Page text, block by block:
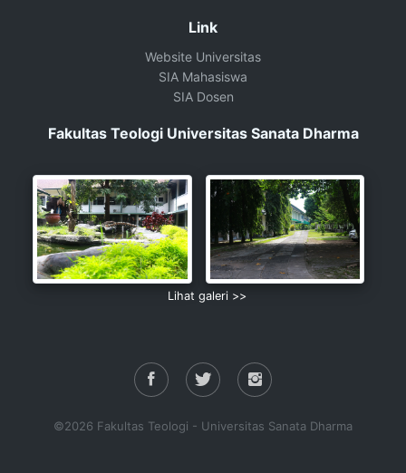
Link
Website Universitas
SIA Mahasiswa
SIA Dosen
Fakultas Teologi Universitas Sanata Dharma
Lihat galeri >>
©2026 Fakultas Teologi - Universitas Sanata Dharma